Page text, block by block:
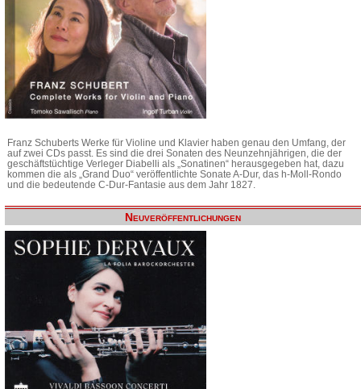
Franz Schuberts Werke für Violine und Klavier haben genau den Umfang, der
auf zwei CDs passt. Es sind die drei Sonaten des Neunzehnjährigen, die der
geschäftstüchtige Verleger Diabelli als „Sonatinen“ herausgegeben hat, dazu
kommen die als „Grand Duo“ veröffentlichte Sonate A-Dur, das h-Moll-Rondo
und die bedeutende C-Dur-Fantasie aus dem Jahr 1827.
Neuveröffentlichungen